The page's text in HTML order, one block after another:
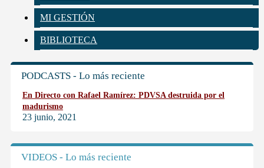
MI GESTIÓN
BIBLIOTECA
PODCASTS - Lo más reciente
En Directo con Rafael Ramírez: PDVSA destruida por el
madurismo
23 junio, 2021
VIDEOS - Lo más reciente